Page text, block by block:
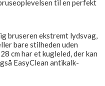
til en perfekt
bruseren ekstremt lydsvag,
bare stilheden uden
cm har et kugleled, der kan
EasyClean antikalk-